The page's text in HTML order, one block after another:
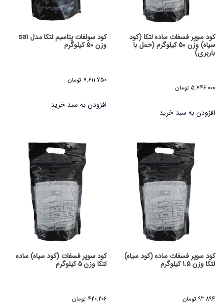
کود سوپر فسفات ساده لتکا (کود
سیاه) وزن 50 کیلوگرم (حمل با
باربری)
5.746.000 تومان
افزودن به سبد خرید
کود سولفات پتاسیم لتکا مدل sa1
وزن 50 کیلوگرم
7.611.750 تومان
افزودن به سبد خرید
کود سوپر فسفات ساده (کود سیاه)
لتکا وزن 1.5 کیلوگرم
93.894 تومان
کود سوپر فسفات (کود سیاه) ساده
لتکا وزن 5 کیلوگرم
420.206 تومان